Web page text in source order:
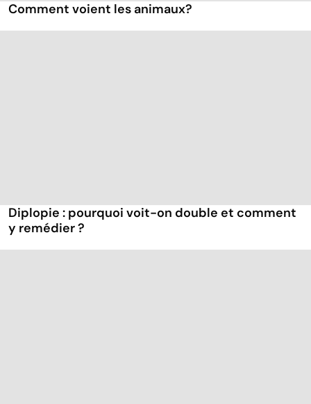
Comment voient les animaux?
Diplopie : pourquoi voit-on double et comment
y remédier ?